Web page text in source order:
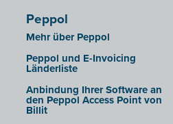
Peppol
Mehr über Peppol
Peppol und E-Invoicing
Länderliste
Anbindung Ihrer Software an
den Peppol Access Point von
Billit